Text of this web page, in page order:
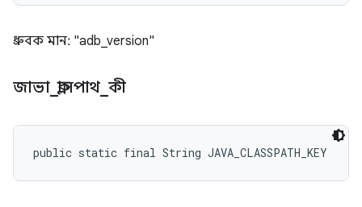
ধ্রুবক মান: "adb_version"
জাভা_ক্লাসপাথ কী
public static final String JAVA_CLASSPATH_KEY